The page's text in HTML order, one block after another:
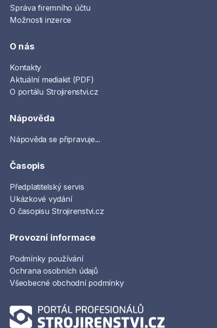
Správa firemního účtu
Možnosti inzerce
O nás
Kontakty
Aktuální mediakit (PDF)
O portálu Strojirenstvi.cz
Nápověda
Nápověda se připravuje...
Časopis
Předplatitelský servis
Ukázkové vydání
O časopisu Strojirenstvi.cz
Provozní informace
Podmínky používání
Ochrana osobních údajů
Všeobecné obchodní podmínky